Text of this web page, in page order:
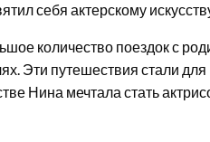
себя актерскому
количество поездок с
Эти путешествия стали
Нина мечтала стать